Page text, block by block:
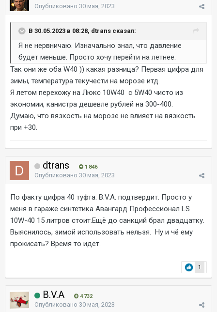
Опубликовано 30 мая, 2023
В 30.05.2023 в 08:28, dtrans сказал:
Я не нервничаю. Изначально знал, что давление
будет меньше. Просто хочу перейти на летнее.
Так они же оба W40 )) какая разница? Первая цифра для
зимы, температура текучести на морозе итд.
Я летом перехожу на Люкс 10W40 с 5W40 чисто из
экономии, канистра дешевле рублей на 300-400.
Думаю, что вязкость на морозе не влияет на вязкость
при +30.
dtrans 1 846
Опубликовано 30 мая, 2023
По факту цифра 40 туфта. B.V.A. подтвердит. Просто у
меня в гараже синтетика Авангард Профессионал LS
10W-40 15 литров стоит.Ещё до санкций брал двадцатку.
Выяснилось, зимой использовать нельзя. Ну и чё ему
прокисать? Время то идёт.
1
B.V.A 4 732
Опубликовано 30 мая, 2023